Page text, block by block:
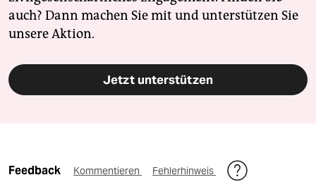
auch? Dann machen Sie mit und unterstützen Sie
unsere Aktion.
Jetzt unterstützen
Feedback Kommentieren Fehlerhinweis